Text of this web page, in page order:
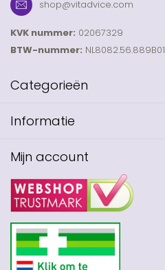
shop@vitadvice.com
KVK nummer: 02067329
BTW-nummer: NL8082.56.889B01
Categorieën
Informatie
Mijn account